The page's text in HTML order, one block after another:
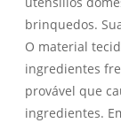
brinquedos.
O material
ingredientes
provável que
ingredientes.